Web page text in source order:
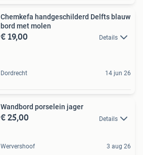
Chemkefa handgeschilderd Delfts blauw
bord met molen
€ 19,00 Details
Dordrecht 14 jun 26
Wandbord porselein jager
€ 25,00 Details
Wervershoof 3 aug 26